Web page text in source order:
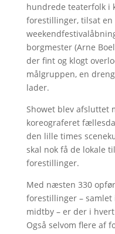
hundrede teaterfolk i
forestillinger, tilsat en
borgmester (Arne
der fint og klogt
målgruppen, en
lader.
Showet blev afsluttet
koreograferet
den lille times
skal nok få de lokale
forestillinger.
Med næsten 330
forestillinger –
midtby – er der i
Også selvom flere af